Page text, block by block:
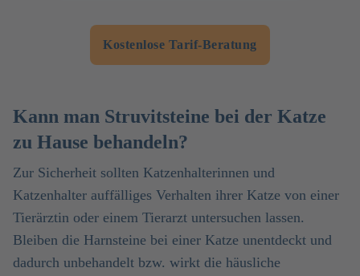
Kostenlose Tarif-Beratung
Kann man Struvitsteine bei der Katze
zu Hause behandeln?
Zur Sicherheit sollten Katzenhalterinnen und
Katzenhalter auffälliges Verhalten ihrer Katze von einer
Tierärztin oder einem Tierarzt untersuchen lassen.
Bleiben die Harnsteine bei einer Katze unentdeckt und
dadurch unbehandelt bzw. wirkt die häusliche